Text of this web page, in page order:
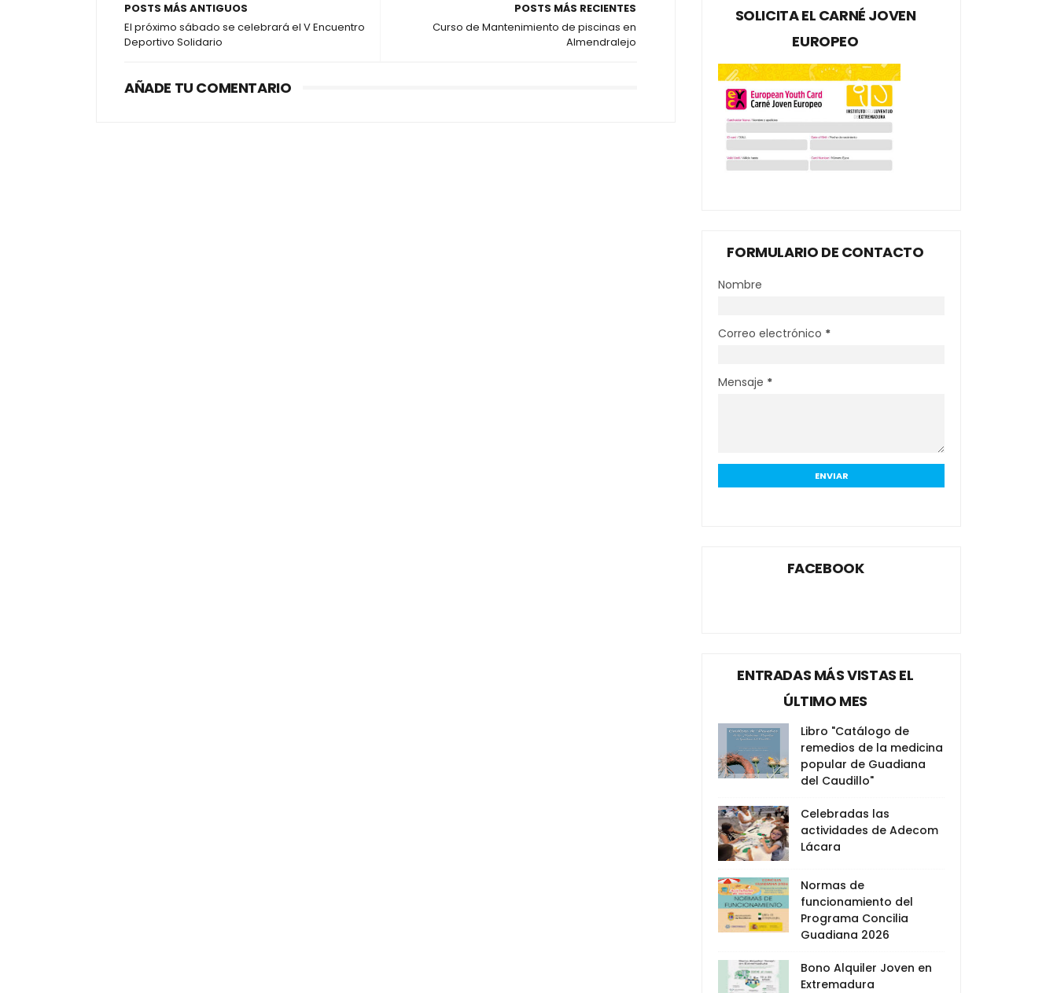
POSTS MÁS RECIENTES
Curso de Mantenimiento de piscinas en
Almendralejo
POSTS MÁS ANTIGUOS
El próximo sábado se celebrará el V Encuentro
Deportivo Solidario
AÑADE TU COMENTARIO
SOLICITA EL CARNÉ JOVEN
EUROPEO
FORMULARIO DE CONTACTO
Nombre
Correo electrónico *
Mensaje *
FACEBOOK
ENTRADAS MÁS VISTAS EL
ÚLTIMO MES
Libro "Catálogo de
remedios de la medicina
popular de Guadiana
del Caudillo"
Celebradas las
actividades de Adecom
Lácara
Normas de
funcionamiento del
Programa Concilia
Guadiana 2026
Bono Alquiler Joven en
Extremadura